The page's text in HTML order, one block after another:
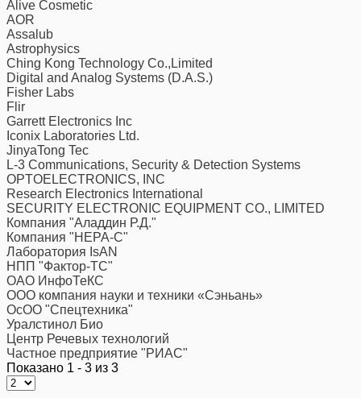
Alive Cosmetic
AOR
Assalub
Astrophysics
Ching Kong Technology Co.,Limited
Digital and Analog Systems (D.A.S.)
Fisher Labs
Flir
Garrett Electronics Inc
Iconix Laboratories Ltd.
JinyaTong Tec
L-3 Communications, Security & Detection Systems
OPTOELECTRONICS, INC
Research Electronics International
SECURITY ELECTRONIC EQUIPMENT CO., LIMITED
Компания "Аладдин Р.Д."
Компания "НЕРА-С"
Лаборатория IsAN
НПП "Фактор-ТС"
ОАО ИнфоТеКС
ООО компания науки и техники «Сэньань»
ОсОО "Спецтехника"
Уралстинол Био
Центр Речевых технологий
Частное предприятие "РИАС"
Показано 1 - 3 из 3